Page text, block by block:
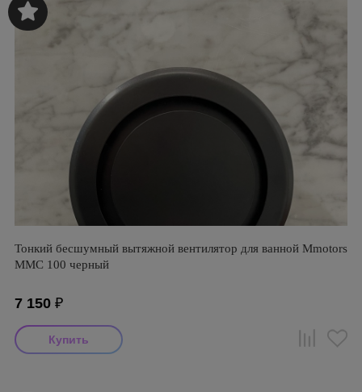
Тонкий бесшумный вытяжной вентилятор для ванной Mmotors
ММC 100 черный
7 150 ₽